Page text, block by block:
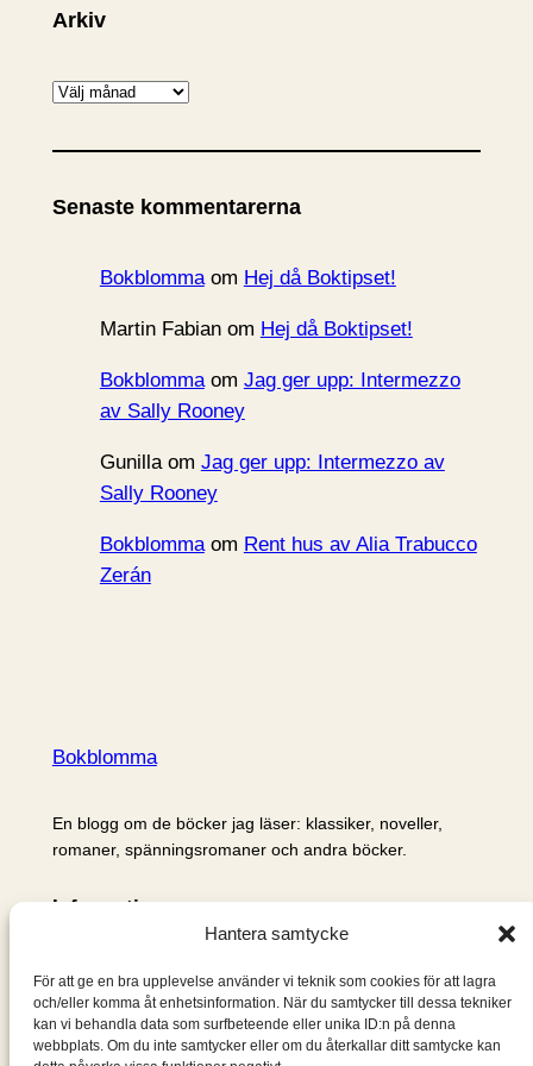
Hantera samtycke
För att ge en bra upplevelse använder vi teknik som cookies för att lagra
och/eller komma åt enhetsinformation. När du samtycker till dessa tekniker
kan vi behandla data som surfbeteende eller unika ID:n på denna
webbplats. Om du inte samtycker eller om du återkallar ditt samtycke kan
Arkiv
A
k
v
Senaste kommentarerna
Bokblommaom Hej då Boktipset!
Martin Fabianom Hej då Boktipset!
Bokblommaom Jag ger upp: Intermezzo
av Sally Rooney
Gunillaom Jag ger upp: Intermezzo av
Sally Rooney
Bokblommaom Rent hus av Alia Trabucco
Zerán
Bokblomma
En blogg om de böcker jag läser: klassiker, noveller,
romaner, spänningsromaner och andra böcker.
Information
Om mig & om bloggen
S
ö